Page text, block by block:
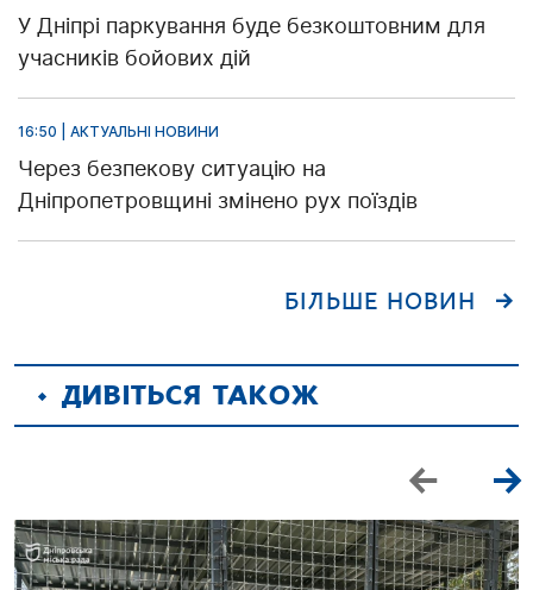
У Дніпрі паркування буде безкоштовним для
учасників бойових дій
16:50 | АКТУАЛЬНІ НОВИНИ
Через безпекову ситуацію на
Дніпропетровщині змінено рух поїздів
БІЛЬШЕ НОВИН
ДИВІТЬСЯ ТАКОЖ